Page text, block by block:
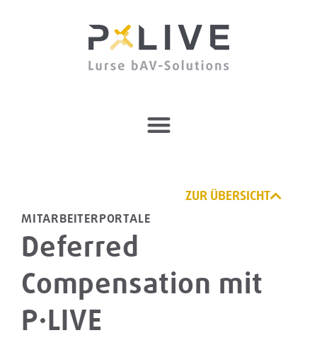
ZUR ÜBERSICHT
MITARBEITERPORTALE
Deferred
Compensation mit
P·LIVE